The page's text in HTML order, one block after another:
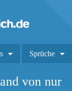
Sprüche
von nur